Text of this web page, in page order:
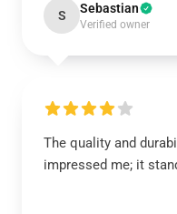
S Sebastian
Verified owner
The quality and
impressed me; it